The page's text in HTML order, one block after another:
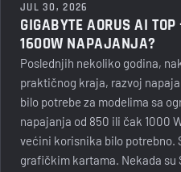
JUL 30, 2026
GIGABYTE AORUS AI
1600W NAPAJANJA?
Poslednjih nekoliko godina,
praktičnog kraja, razvoj
bilo potrebe za modelima sa
napajanja od 850 ili čak 1000
većini korisnika bilo potrebno.
grafičkim kartama. Nekada